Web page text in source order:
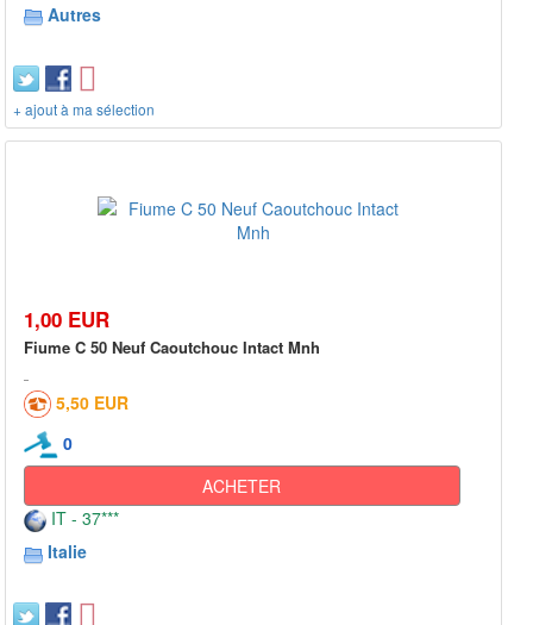
Autres
+ ajout à ma sélection
1,00 EUR
Fiume C 50 Neuf Caoutchouc Intact Mnh
5,50 EUR
0
ACHETER
IT - 37***
Italie